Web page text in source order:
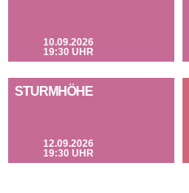
10.09.2026
19:30 UHR
STURMHÖHE
12.09.2026
19:30 UHR